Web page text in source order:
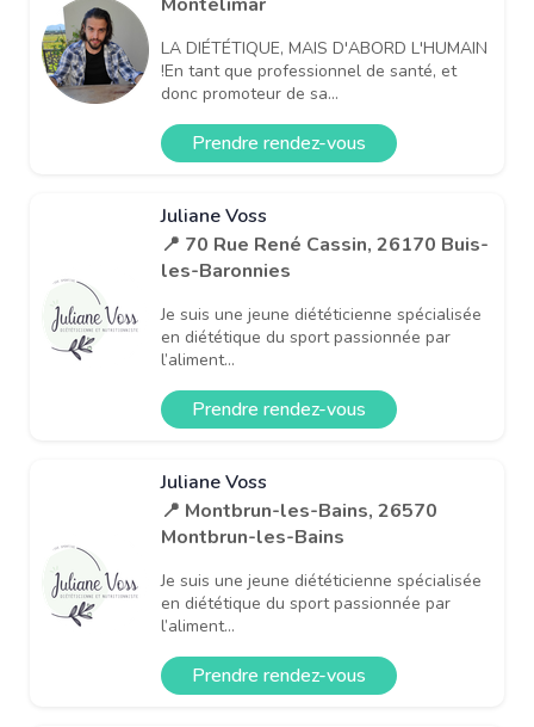
LA DIÉTÉTIQUE, MAIS D'ABORD L'HUMAIN
!En tant que professionnel de santé, et
donc promoteur de sa...
Prendre rendez-vous
Juliane Voss
📍 70 Rue René Cassin, 26170 Buis-
les-Baronnies
Je suis une jeune diététicienne spécialisée
en diététique du sport passionnée par
l’aliment...
Prendre rendez-vous
Juliane Voss
📍 Montbrun-les-Bains, 26570
Montbrun-les-Bains
Je suis une jeune diététicienne spécialisée
en diététique du sport passionnée par
l’aliment...
Prendre rendez-vous